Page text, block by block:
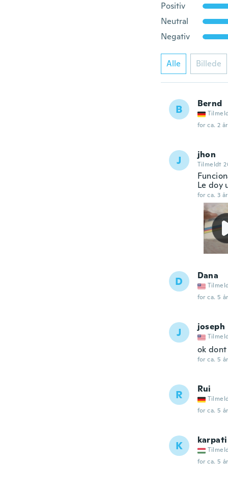
Positiv
Neutral
Negativ
Alle Billede
B Bernd
for ca. 2
J jhon
Tilmeldt
Le doy
for ca. 3
D Dana
for ca. 5
J joseph
ok
for ca. 5
R Rui
for ca. 5
K karpati
for ca. 5